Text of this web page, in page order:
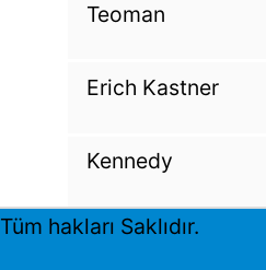
Teoman
Erich Kastner
Kennedy
Tüm hakları Saklıdır.